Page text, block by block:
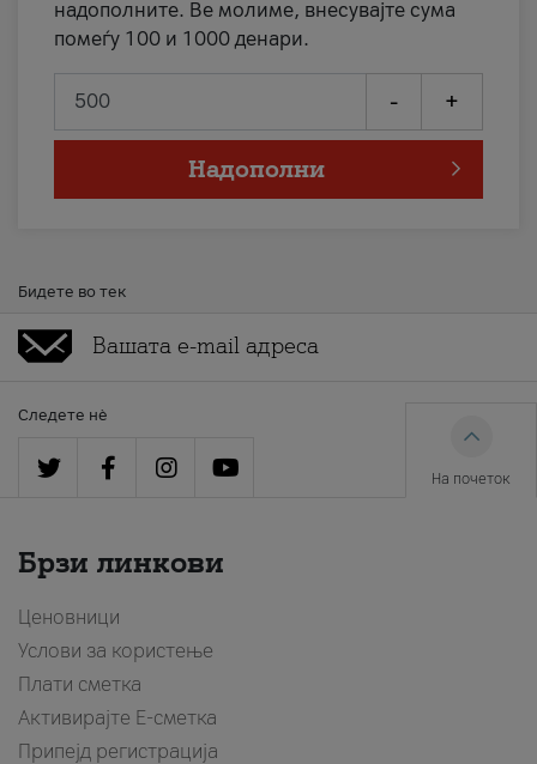
надополните. Ве молиме, внесувајте сума
помеѓу 100 и 1000 денари.
- +
Надополни
Бидете во тек
Следете нè
На почеток
Брзи линкови
Ценовници
Услови за користење
Плати сметка
Активирајте Е-сметка
Припејд регистрација